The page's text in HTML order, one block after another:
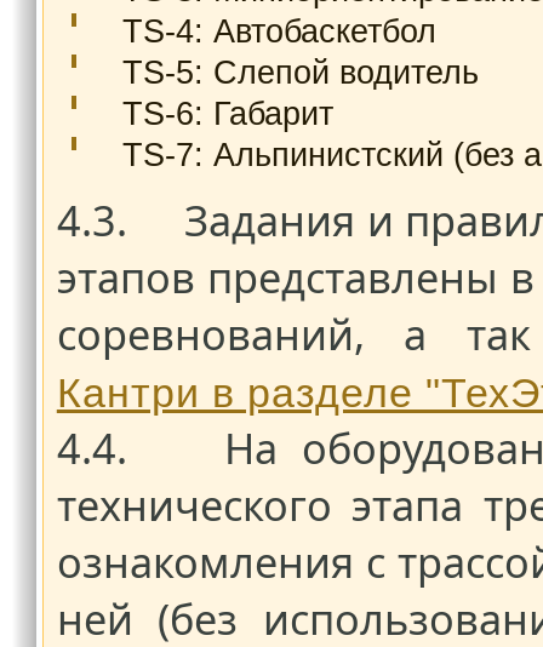
TS-4: Автобаскетбол
TS-5: Слепой водитель
TS-6: Габарит
TS-7: Альпинистский (без
4.3. Задания и
этапов представлены
соревнований, а
Кантри в разделе
4.4. На
технического этапа
ознакомления с
ней (без